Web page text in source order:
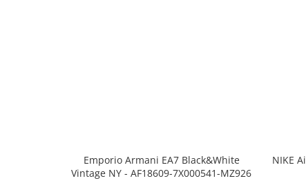
Emporio Armani EA7 Black&White
Vintage NY - AF18609-7X000541-MZ926
NIKE